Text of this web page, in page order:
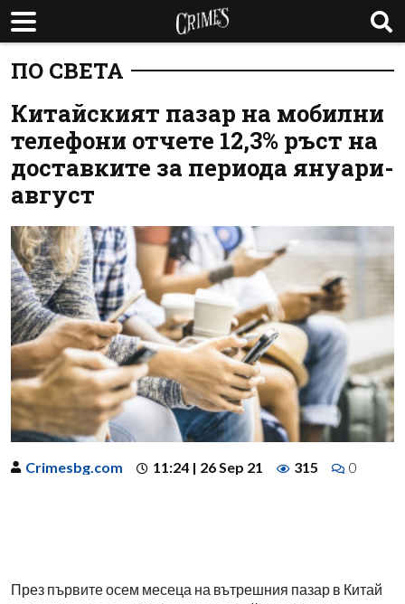
ПО СВЕТА
Китайският пазар на мобилни
телефони отчете 12,3% ръст на
доставките за периода януари-
август
Crimesbg.com 11:24 | 26 Sep 21 315 0
През първите осем месеца на вътрешния пазар в Китай